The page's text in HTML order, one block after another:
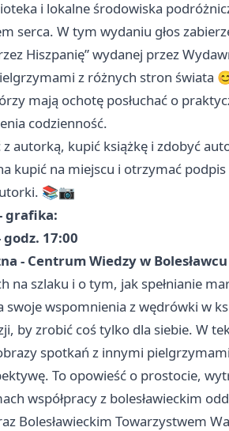
i lokalne środowiska
serca. W tym wydaniu głos
Hiszpanię” wydanej przez
z różnych stron świata
mają ochotę posłuchać o
codzienność.
autorką, kupić książkę i zdobyć
kupić na miejscu i otrzymać
📚📷
grafika:
17:00
- Centrum Wiedzy w Bolesławcu
na szlaku i o tym, jak spełnianie
swoje wspomnienia z wędrówki w
by zrobić coś tylko dla siebie. W
spotkań z innymi
To opowieść o prostocie,
współpracy z bolesławieckim
Bolesławieckim Towarzystwem